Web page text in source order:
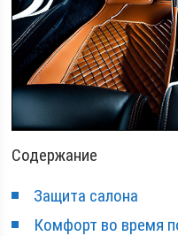
Содержание
Защита салона
Комфорт во время